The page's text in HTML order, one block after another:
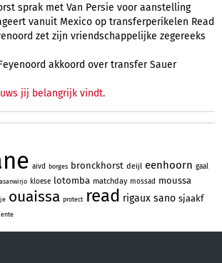
sprak met Van Persie voor aanstelling
vanuit Mexico op transferperikelen Read
zet zijn vriendschappelijke zegereeks
akkoord over transfer Sauer
jij belangrijk vindt.
aivd borges bronckhorst deijl eenhoorn gaal
kloese lotomba matchday mossad moussa
ouaissa protect read rigaux sano sjaakf